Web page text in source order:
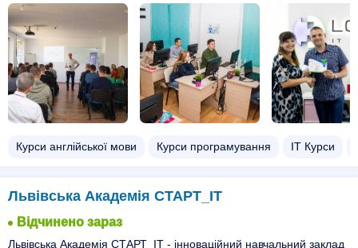
Курси англійської мови Курси програмування ІТ Курси
Львівська Академія СТАРТ_ІТ
Відчинено зараз
Львівська Академія СТАРТ_ІТ - інноваційний навчальний заклад